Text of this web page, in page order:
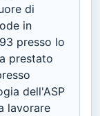
di
in
presso lo
prestato
dell'ASP
lavorare